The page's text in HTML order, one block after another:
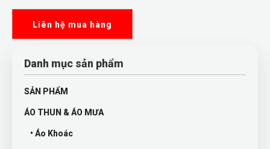
Liên hệ mua hàng
Danh mục sản phẩm
SẢN PHẨM
ÁO THUN & ÁO MƯA
• Áo Khoác